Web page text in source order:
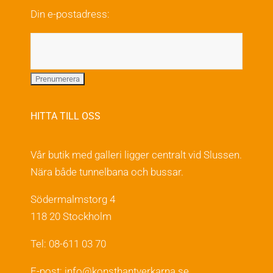
produktsidan
Din e-postadress:
HITTA TILL OSS
Vår butik med galleri ligger centralt vid Slussen.
Nära både tunnelbana och bussar.
Södermalmstorg 4
118 20 Stockholm
Tel: 08-611 03 70